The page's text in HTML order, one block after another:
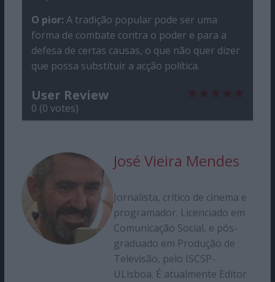
O pior: A tradição popular pode ser uma
forma de combate contra o poder e para a
defesa de certas causas, o que não quer dizer
que possa substituir a acção política.
User Review
0 (0 votes)
José Vieira Mendes
Jornalista, crítico de cinema e
programador. Licenciado em
Comunicação Social, e pós-
graduado em Produção de
Televisão, pelo ISCSP-
ULisboa. É atualmente Editor